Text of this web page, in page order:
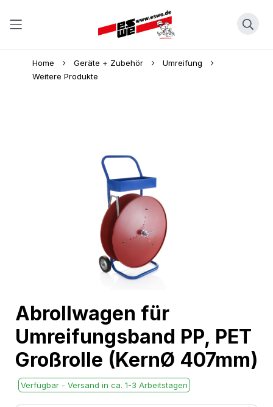
Home Geräte + Zubehör
Umreifung
Weitere Produkte
to
the
beginning
of
the
Abrollwagen für
Umreifungsband PP, PET
Großrolle (KernØ 407mm)
Verfügbar - Versand in ca. 1-3 Arbeitstagen